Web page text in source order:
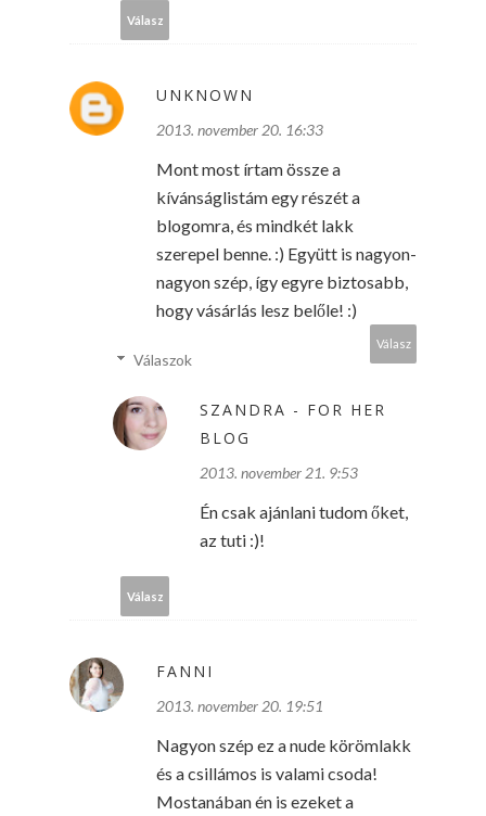
Válasz
UNKNOWN
2013. november 20. 16:33
Mont most írtam össze a
kívánságlistám egy részét a
blogomra, és mindkét lakk
szerepel benne. :) Együtt is nagyon-
nagyon szép, így egyre biztosabb,
hogy vásárlás lesz belőle! :)
Válasz
Válaszok
SZANDRA - FOR HER
BLOG
2013. november 21. 9:53
Én csak ajánlani tudom őket,
az tuti :)!
Válasz
FANNI
2013. november 20. 19:51
Nagyon szép ez a nude körömlakk
és a csillámos is valami csoda!
Mostanában én is ezeket a